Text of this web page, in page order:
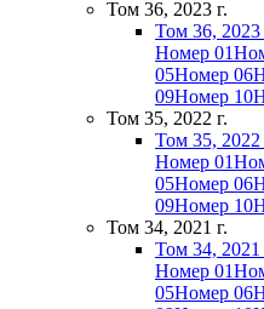
Том 36, 2023 г.
Том 36, 2023
Номер 01
05Номер 06
09Номер 10
Том 35, 2022 г.
Том 35, 2022
Номер 01
05Номер 06
09Номер 10
Том 34, 2021 г.
Том 34, 2021
Номер 01
05Номер 06